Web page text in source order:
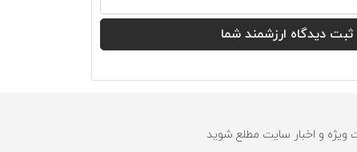
ویژه و اخبار سایت مطلع شوید